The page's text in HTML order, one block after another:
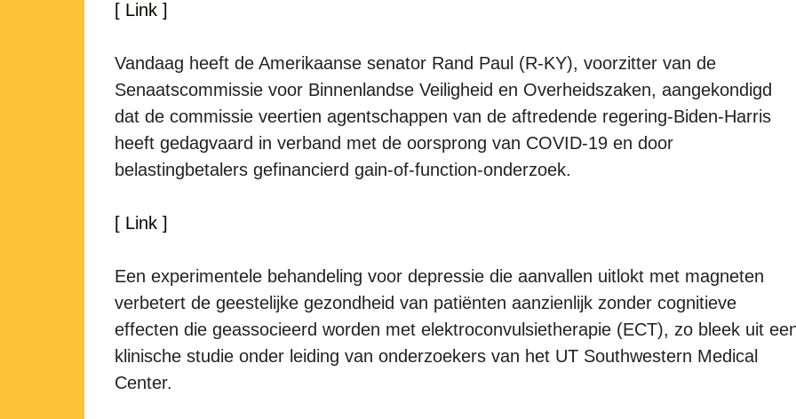
[ Link ]
Vandaag heeft de Amerikaanse senator Rand Paul (R-KY), voorzitter van de
Senaatscommissie voor Binnenlandse Veiligheid en Overheidszaken, aangekondigd
dat de commissie veertien agentschappen van de aftredende regering-Biden-Harris
heeft gedagvaard in verband met de oorsprong van COVID-19 en door
belastingbetalers gefinancierd gain-of-function-onderzoek.
[ Link ]
Een experimentele behandeling voor depressie die aanvallen uitlokt met magneten
verbetert de geestelijke gezondheid van patiënten aanzienlijk zonder cognitieve
effecten die geassocieerd worden met elektroconvulsietherapie (ECT), zo bleek uit
klinische studie onder leiding van onderzoekers van het UT Southwestern Medical
Center.